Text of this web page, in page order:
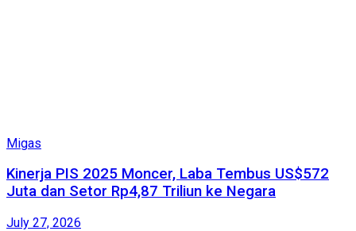
Migas
Kinerja PIS 2025 Moncer, Laba Tembus US$572
Juta dan Setor Rp4,87 Triliun ke Negara
July 27, 2026